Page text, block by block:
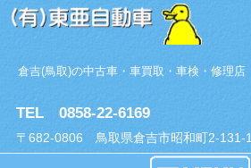
倉吉(鳥取)の中古車・車買取・車検・修理店
TEL 0858-22-6169
〒682-0806 鳥取県倉吉市昭和町2-